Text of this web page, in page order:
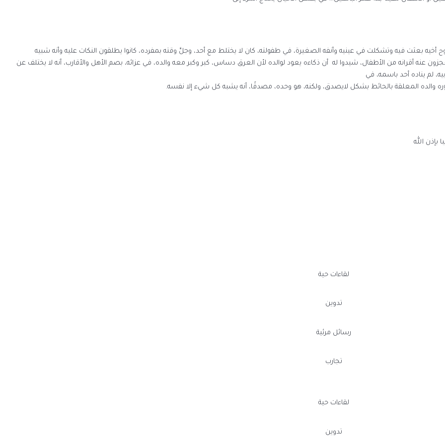
أخيه بعثت فيه وتشكلت في عينيه وأنفه الصغيرة، في طفولته، كان لا يختلط مع أحد، وجلَّ وقته بمفرده، كانوا يطلقون النكات عليه وأنه شبيه
عنه أقرانه من الأطفال، شيدوا له أن ذكاءه يعود لوالده لأن العرق دساس، كبر وكبر معه والده، في عزائه، بصم الأهل والأقارب، أنه لا يختلف عن
لم يناده أحد باسمه، في
والده المعلقة بالحائط بشكل لايصدق، ولكنه، هو وحده، مصدقًا، أنه يشبه كل شيء إلا نفسه.
بإذن الله
لقاءات حية
تدوين
رسائل مرئية
تجارب
لقاءات حية
تدوين